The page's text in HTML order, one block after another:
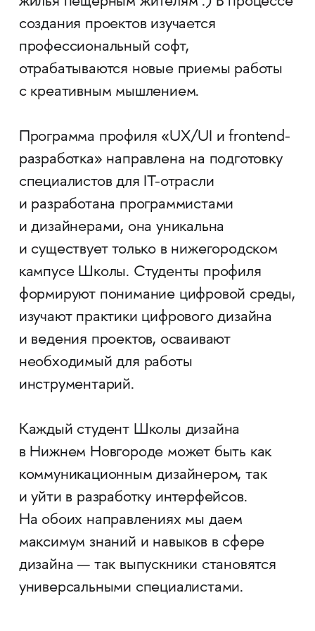
создания проектов изучается
профессиональный софт,
отрабатываются новые приемы работы
с креативным мышлением.
Программа профиля «UX/UI и frontend-
разработка» направлена на подготовку
специалистов для IT-отрасли
и разработана программистами
и дизайнерами, она уникальна
и существует только в нижегородском
кампусе Школы. Студенты профиля
формируют понимание цифровой среды,
изучают практики цифрового дизайна
и ведения проектов, осваивают
необходимый для работы
инструментарий.
Каждый студент Школы дизайна
в Нижнем Новгороде может быть как
коммуникационным дизайнером, так
и уйти в разработку интерфейсов.
На обоих направлениях мы даем
максимум знаний и навыков в сфере
дизайна — так выпускники становятся
универсальными специалистами.